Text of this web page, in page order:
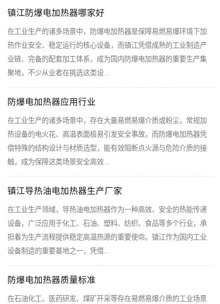
镇江防爆电加热器哪家好
在工业生产的诸多场景中，防爆电加热器是保障易燃易爆环境下加
热作业安全、稳定运行的核心设备，而镇江凭借成熟的工业制造产
业链、完备的配套加工体系，成为国内防爆电加热器的重要生产集
聚地，不少从业者在挑选这类设…
防爆电加热器应用行业
在工业生产的诸多场景中，存在大量易燃易爆介质或粉尘，常规加
热设备的电火花、高温表面极易引发安全事故，而防爆电加热器凭
借特殊的结构设计与材质选型，能有效阻断点火源与危险介质的接
触，成为保障这类场景安全高效…
镇江导热油电加热器生产厂家
在工业生产领域，导热油电加热器作为一种高效、安全的热能传递
设备，广泛应用于化工、石油、塑料、纺织、食品等多个行业，承
担着为生产流程提供稳定高温热源的重要使命。镇江作为国内工业
设备制造的重要基地之一，凭借…
防爆电加热器质量标准
在石油化工、医药研发、煤矿开采等存在易燃易爆介质的工业场景